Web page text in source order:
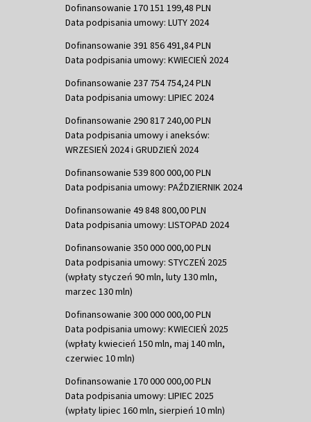
Dofinansowanie 170 151 199,48 PLN
Data podpisania umowy: LUTY 2024
Dofinansowanie 391 856 491,84 PLN
Data podpisania umowy: KWIECIEŃ 2024
Dofinansowanie 237 754 754,24 PLN
Data podpisania umowy: LIPIEC 2024
Dofinansowanie 290 817 240,00 PLN
Data podpisania umowy i aneksów:
WRZESIEŃ 2024 i GRUDZIEŃ 2024
Dofinansowanie 539 800 000,00 PLN
Data podpisania umowy: PAŹDZIERNIK 2024
Dofinansowanie 49 848 800,00 PLN
Data podpisania umowy: LISTOPAD 2024
Dofinansowanie 350 000 000,00 PLN
Data podpisania umowy: STYCZEŃ 2025
(wpłaty styczeń 90 mln, luty 130 mln,
marzec 130 mln)
Dofinansowanie 300 000 000,00 PLN
Data podpisania umowy: KWIECIEŃ 2025
(wpłaty kwiecień 150 mln, maj 140 mln,
czerwiec 10 mln)
Dofinansowanie 170 000 000,00 PLN
Data podpisania umowy: LIPIEC 2025
(wpłaty lipiec 160 mln, sierpień 10 mln)